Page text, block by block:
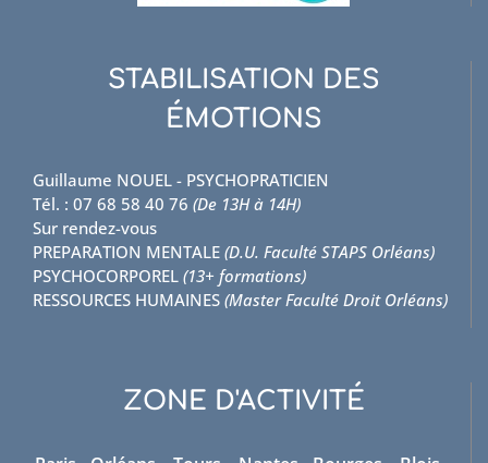
STABILISATION DES
ÉMOTIONS
Guillaume NOUEL - PSYCHOPRATICIEN
Tél. : 07 68 58 40 76 (De 13H à 14H)
Sur rendez-vous
PREPARATION MENTALE (D.U. Faculté STAPS Orléans)
PSYCHOCORPOREL (13+ formations)
RESSOURCES HUMAINES (Master Faculté Droit Orléans)
ZONE D'ACTIVITÉ